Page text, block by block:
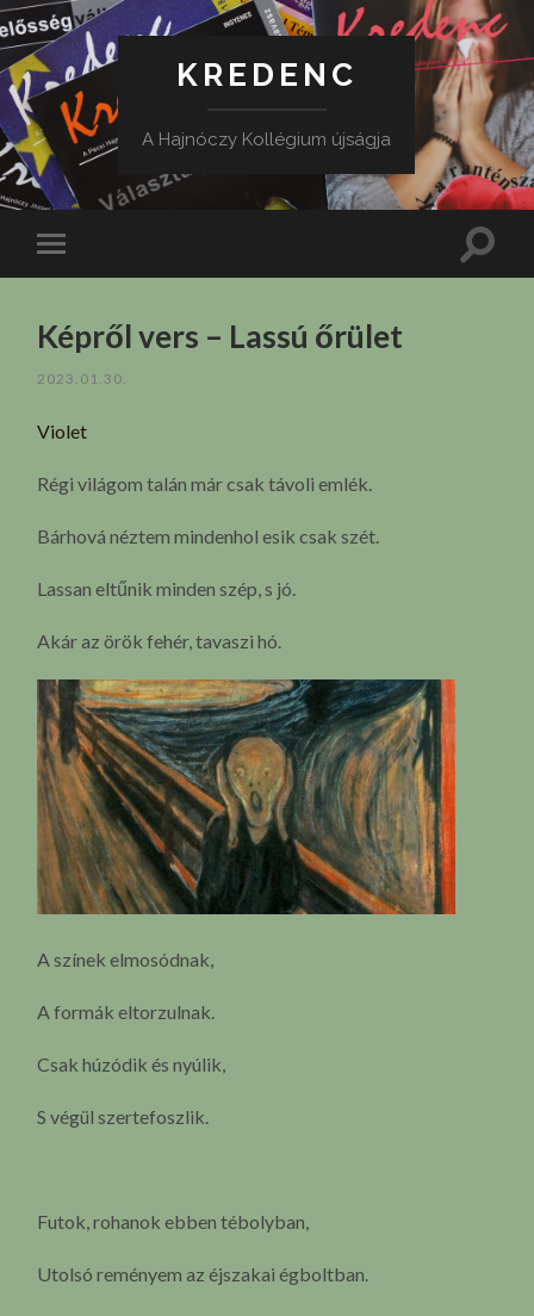
KREDENC
A Hajnóczy Kollégium újságja
Toggle
mobile
Toggle
Képről vers – Lassú őrület
2023.01.30.
Violet
Régi világom talán már csak távoli emlék.
Bárhová néztem mindenhol esik csak szét.
Lassan eltűnik minden szép, s jó.
Akár az örök fehér, tavaszi hó.
A színek elmosódnak,
A formák eltorzulnak.
Csak húzódik és nyúlik,
S végül szertefoszlik.
Futok, rohanok ebben tébolyban,
Utolsó reményem az éjszakai égboltban.